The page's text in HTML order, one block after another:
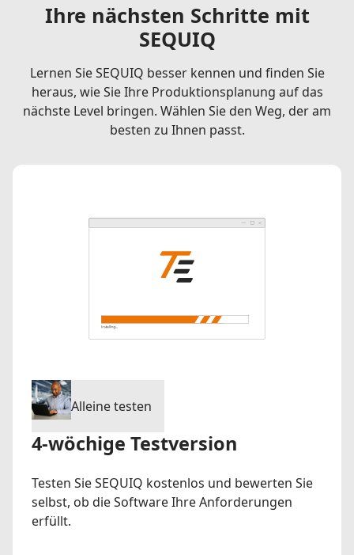
Ihre nächsten Schritte mit
SEQUIQ
Lernen Sie SEQUIQ besser kennen und finden Sie
heraus, wie Sie Ihre Produktionsplanung auf das
nächste Level bringen. Wählen Sie den Weg, der am
besten zu Ihnen passt.
Alleine testen
4-wöchige Testversion
Testen Sie SEQUIQ kostenlos und bewerten Sie
selbst, ob die Software Ihre Anforderungen
erfüllt.